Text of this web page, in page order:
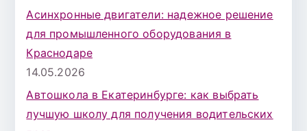
Асинхронные двигатели: надежное решение
для промышленного оборудования в
Краснодаре
14.05.2026
Автошкола в Екатеринбурге: как выбрать
лучшую школу для получения водительских